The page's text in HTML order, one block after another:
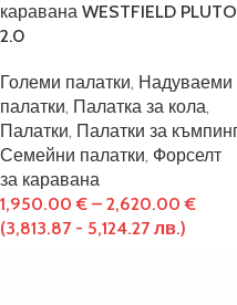
каравана WESTFIELD PLUTO
2.0
Големи палатки, Надуваеми
палатки, Палатка за кола,
Палатки, Палатки за
Семейни палатки, Форселт
за каравана
1,950.00€ – 2,620.00€
(3,813.87 - 5,124.27 лв.)